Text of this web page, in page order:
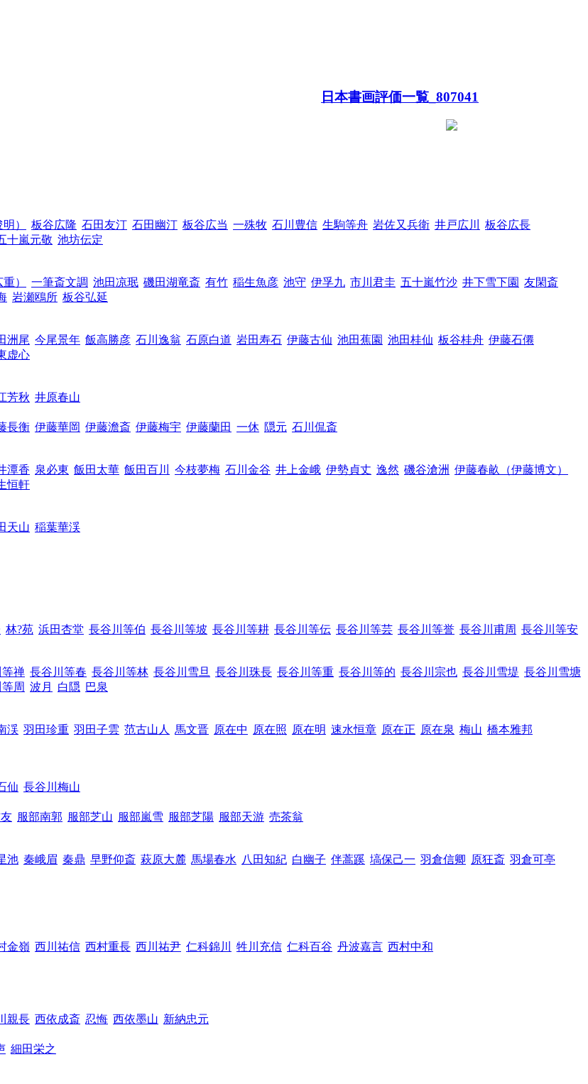
日本書画評価一覧_807041
） 板谷広隆 石田友汀 石田幽汀 板谷広当 一殊牧 石川豊信 生駒等舟 岩佐又兵衛 井戸広川
板谷広長
十嵐元敬 池坊伝定
） 一筆斎文調 池田凉珉 磯田湖竜斎 有竹 稲生魚彦 池守 伊孚九 市川君圭 五十嵐竹沙 井下雪下園 友閑斎
岩瀬鴎所 板谷弘延
洲尾 今尾景年 飯高勝彦 石川逸翁 石原白道 岩田寿石 伊藤古仙 池田蕉園 池田桂仙 板谷桂舟 伊藤石僊
虚心
芳秋 井原春山
長衡 伊藤華岡 伊藤澹斎 伊藤梅宇 伊藤蘭田 一休 隠元 石川侃斎
潭香 泉必東 飯田太華 飯田百川 今枝夢梅 石川金谷 井上金峨 伊勢貞丈 逸然 磯谷滄洲 伊藤春畝（伊藤博文）
恒軒
天山 稲葉華渓
林?苑 浜田杏堂 長谷川等伯 長谷川等坡 長谷川等耕 長谷川等伝 長谷川等芸 長谷川等誉 長谷川甫周 長谷川等安
禅 長谷川等春 長谷川等林 長谷川雪旦 長谷川珠長 長谷川等重 長谷川等的 長谷川宗也 長谷川雪堤 長谷川雪塘
周 波月 白隠 巴泉
渓 羽田珍重 羽田子雲 范古山人 馬文晋 原在中 原在照 原在明 速水恒章 原在正 原在泉 梅山 橋本雅邦
仙 長谷川梅山
服部南郭 服部芝山 服部嵐雪 服部芝陽 服部天游 売茶翁
池 秦峨眉 秦鼎 早野仰斎 萩原大麓 馬場春水 八田知紀 白幽子 伴蒿蹊 塙保己一 羽倉信卿 原狂斎 羽倉可亭
金嶺 西川祐信 西村重長 西川祐尹 仁科錦川 牲川充信 仁科百谷 丹波嘉言 西村中和
親長 西依成斎 忍悔 西依墨山 新納忠元
細田栄之